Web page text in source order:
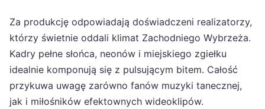
Za produkcję odpowiadają doświadczeni realizatorzy,
którzy świetnie oddali klimat Zachodniego Wybrzeża.
Kadry pełne słońca, neonów i miejskiego zgiełku
idealnie komponują się z pulsującym bitem. Całość
przykuwa uwagę zarówno fanów muzyki tanecznej,
jak i miłośników efektownych wideoklipów.